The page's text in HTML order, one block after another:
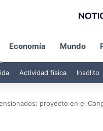
Economía Mundo
Actividad física Insólito
proyecto en el